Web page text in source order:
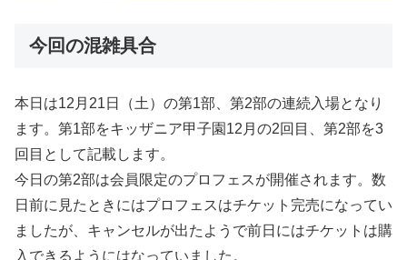
今回の混雑具合
本日は12月21日（土）の第1部、第2部の連続入場となり
ます。第1部をキッザニア甲子園12月の2回目、第2部を3
回目として記載します。
今日の第2部は会員限定のプロフェスが開催されます。数
日前に見たときにはプロフェスはチケット完売になってい
ましたが、キャンセルが出たようで前日にはチケットは購
入できるようにはなっていました。